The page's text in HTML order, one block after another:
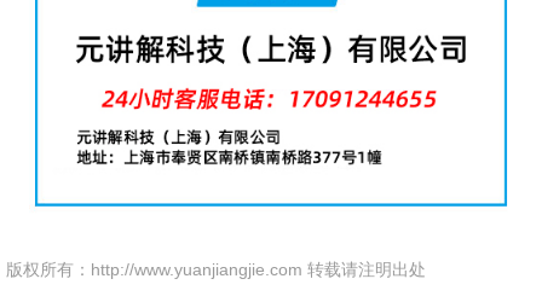
版权所有：http://www.yuanjiangjie.com 转载请注明出处